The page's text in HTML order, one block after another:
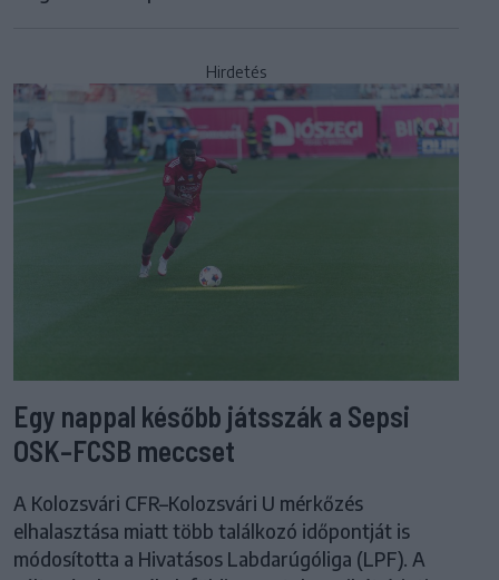
Hirdetés
Egy nappal később játsszák a Sepsi
OSK–FCSB meccset
A Kolozsvári CFR–Kolozsvári U mérkőzés
elhalasztása miatt több találkozó időpontját is
módosította a Hivatásos Labdarúgóliga (LPF). A